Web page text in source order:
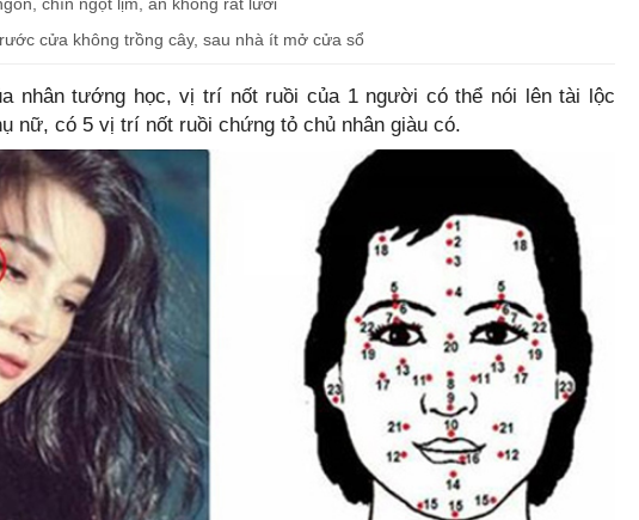
cửa không trồng cây, sau nhà ít mở cửa sổ
nhân tướng học, vị trí nốt ruồi của 1 người có thể nói lên tài lộc
nữ, có 5 vị trí nốt ruồi chứng tỏ chủ nhân giàu có.